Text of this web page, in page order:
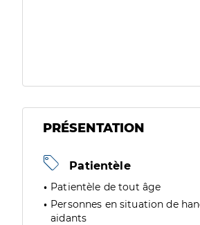
PRÉSENTATION
Patientèle
Patientèle de tout âge
Personnes en situation de
aidants